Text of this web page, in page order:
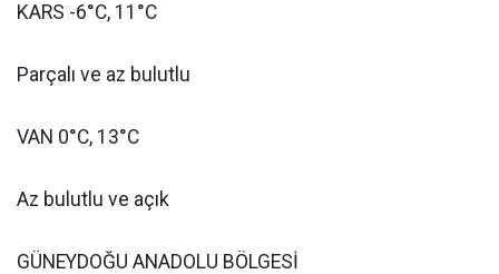
KARS -6°C, 11°C
Parçalı ve az bulutlu
VAN 0°C, 13°C
Az bulutlu ve açık
GÜNEYDOĞU ANADOLU BÖLGESİ